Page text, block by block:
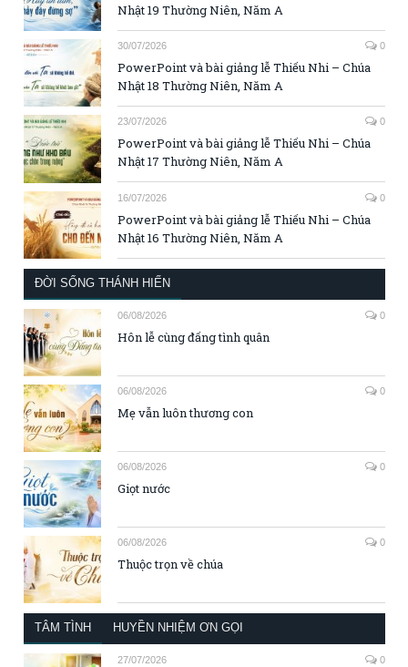
Nhật 19 Thường Niên, Năm A
30/07/2026 0
PowerPoint và bài giảng lễ Thiếu Nhi – Chúa
Nhật 18 Thường Niên, Năm A
23/07/2026 0
PowerPoint và bài giảng lễ Thiếu Nhi – Chúa
Nhật 17 Thường Niên, Năm A
16/07/2026 0
PowerPoint và bài giảng lễ Thiếu Nhi – Chúa
Nhật 16 Thường Niên, Năm A
ĐỜI SỐNG THÁNH HIẾN
06/08/2026 0
Hôn lễ cùng đấng tình quân
06/08/2026 0
Mẹ vẫn luôn thương con
06/08/2026 0
Giọt nước
06/08/2026 0
Thuộc trọn về chúa
TÂM TÌNH HUYỀN NHIỆM ƠN GỌI
27/07/2026 0